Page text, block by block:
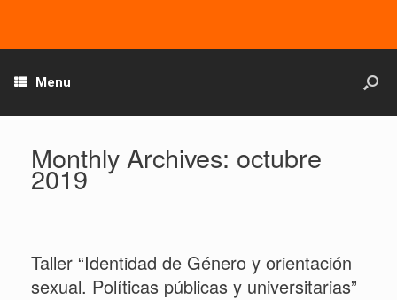
Menu
Monthly Archives: octubre
2019
Taller “Identidad de Género y orientación
sexual. Políticas públicas y universitarias”